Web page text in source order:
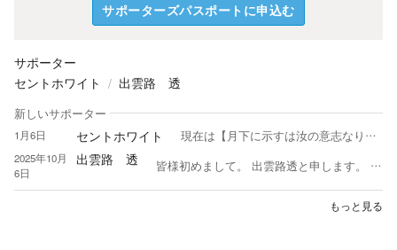
サポーターズパスポートに申込む
サポーター
セントホワイト
出雲路 透
新しいサポーター
1月6日 セントホワイト 現在は【月下に示すは汝の意志なり】というファンタジーものを執筆中！ 応援、コメント大歓迎！ 近況ノートにて画像生成AIで生成したイメージ画像の添付をしてたりもします！
2025年10月
6日
出雲路 透 皆様初めまして。 出雲路透と申します。 小説家になろうさんでも活動をしております。 稚拙な文章で恐縮でございますが、楽しく読んでいただければ幸いです。 小説家になろうさんの方で既に投稿済みの作品でございますが、順次投稿していく次第です。
もっと見る